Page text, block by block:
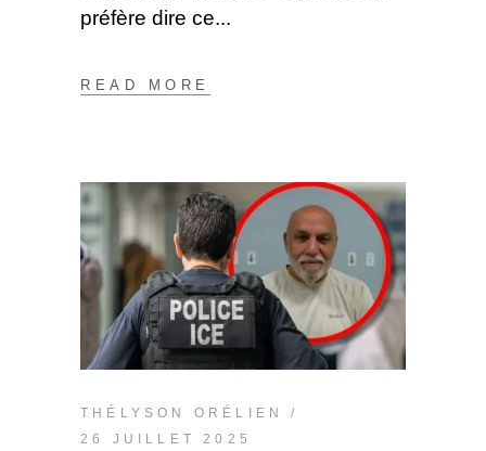
préfère dire ce
READ MORE
THÉLYSON ORÉLIEN
26 JUILLET 2025